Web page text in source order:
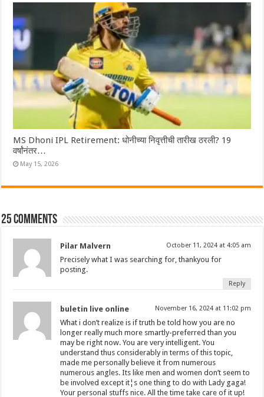
MS Dhoni IPL Retirement: धोनीच्या निवृत्तीची तारीख ठरली? 19
वर्षांनंतर…
May 15, 2026
25 comments
Pilar Malvern October 11, 2024 at 4:05 am
Precisely what I was searching for, thankyou for
posting.
Reply
buletin live online November 16, 2024 at 11:02 pm
What i don’t realize is if truth be told how you are no
longer really much more smartly-preferred than you
may be right now. You are very intelligent. You
understand thus considerably in terms of this topic,
made me personally believe it from numerous
numerous angles. Its like men and women don’t seem to
be involved except it¦s one thing to do with Lady gaga!
Your personal stuffs nice. All the time take care of it up!